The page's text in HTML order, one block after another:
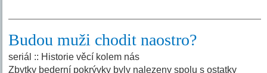
Budou muži chodit naostro?
seriál :: Historie věcí kolem nás
Zbytky bederní pokrývky byly nalezeny spolu s ostatky